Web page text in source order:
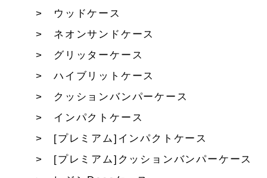
ウッドケース
ネオンサンドケース
グリッターケース
ハイブリットケース
クッションバンパーケース
インパクトケース
[プレミアム]インパクトケース
[プレミアム]クッションバンパーケース